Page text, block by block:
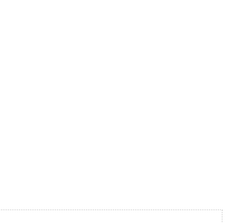
解除できる？